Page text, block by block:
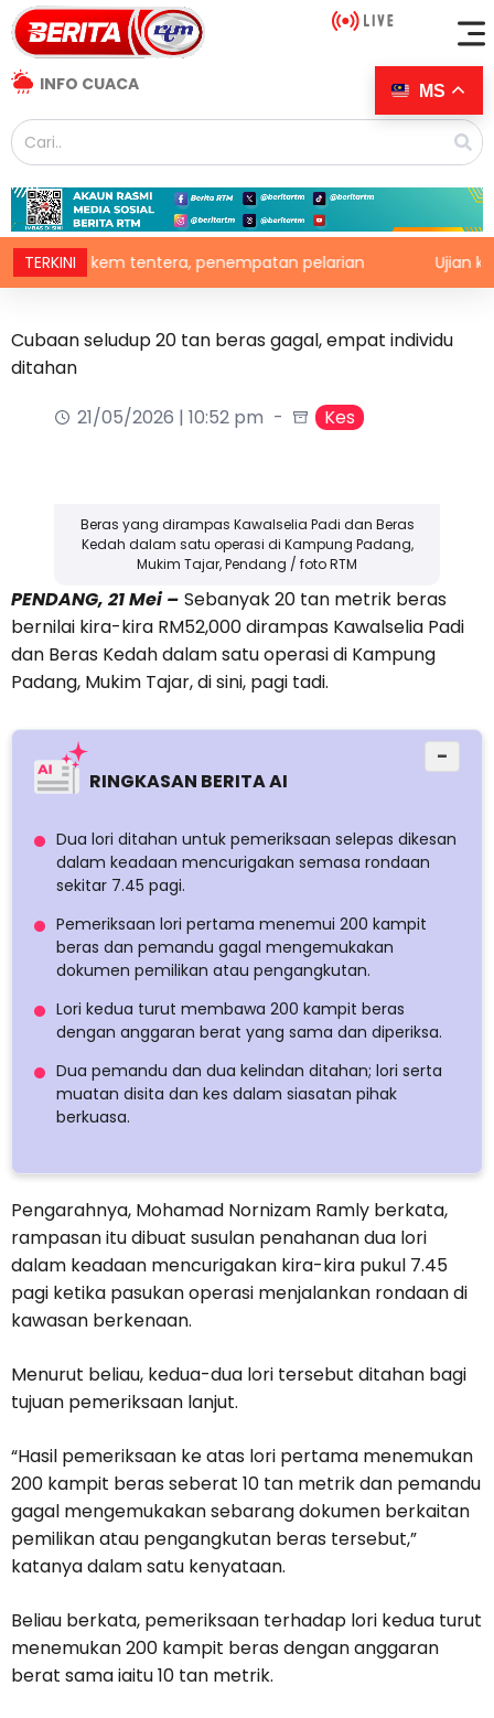
INFO CUACA
TERKINI
kem tentera, penempatan pelarian Ujian klinikal
Cubaan seludup 20 tan beras gagal, empat individu
ditahan
21/05/2026 | 10:52 pm
Kes
Beras yang dirampas Kawalselia Padi dan Beras
Kedah dalam satu operasi di Kampung Padang,
Mukim Tajar, Pendang / foto RTM
PENDANG, 21 Mei – Sebanyak 20 tan metrik beras
bernilai kira-kira RM52,000 dirampas Kawalselia Padi
dan Beras Kedah dalam satu operasi di Kampung
Padang, Mukim Tajar, di sini, pagi tadi.
RINGKASAN BERITA AI
−
Dua lori ditahan untuk pemeriksaan selepas dikesan
dalam keadaan mencurigakan semasa rondaan
sekitar 7.45 pagi.
Pemeriksaan lori pertama menemui 200 kampit
beras dan pemandu gagal mengemukakan
dokumen pemilikan atau pengangkutan.
Lori kedua turut membawa 200 kampit beras
dengan anggaran berat yang sama dan diperiksa.
Dua pemandu dan dua kelindan ditahan; lori serta
muatan disita dan kes dalam siasatan pihak
berkuasa.
Pengarahnya, Mohamad Nornizam Ramly berkata,
rampasan itu dibuat susulan penahanan dua lori
dalam keadaan mencurigakan kira-kira pukul 7.45
pagi ketika pasukan operasi menjalankan rondaan di
kawasan berkenaan.
Menurut beliau, kedua-dua lori tersebut ditahan bagi
tujuan pemeriksaan lanjut.
“Hasil pemeriksaan ke atas lori pertama menemukan
200 kampit beras seberat 10 tan metrik dan pemandu
gagal mengemukakan sebarang dokumen berkaitan
pemilikan atau pengangkutan beras tersebut,”
katanya dalam satu kenyataan.
Beliau berkata, pemeriksaan terhadap lori kedua turut
menemukan 200 kampit beras dengan anggaran
berat sama iaitu 10 tan metrik.
MS